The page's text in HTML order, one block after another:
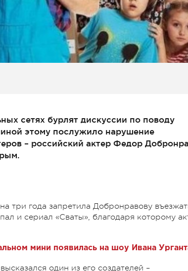
сетях бурлят дискуссии по поводу
этому послужило нарушение
– российский актер Федор
три года запретила Добронравову
и сериал «Сваты», благодаря которому
мини появилась на шоу Ивана
один из его создателей –